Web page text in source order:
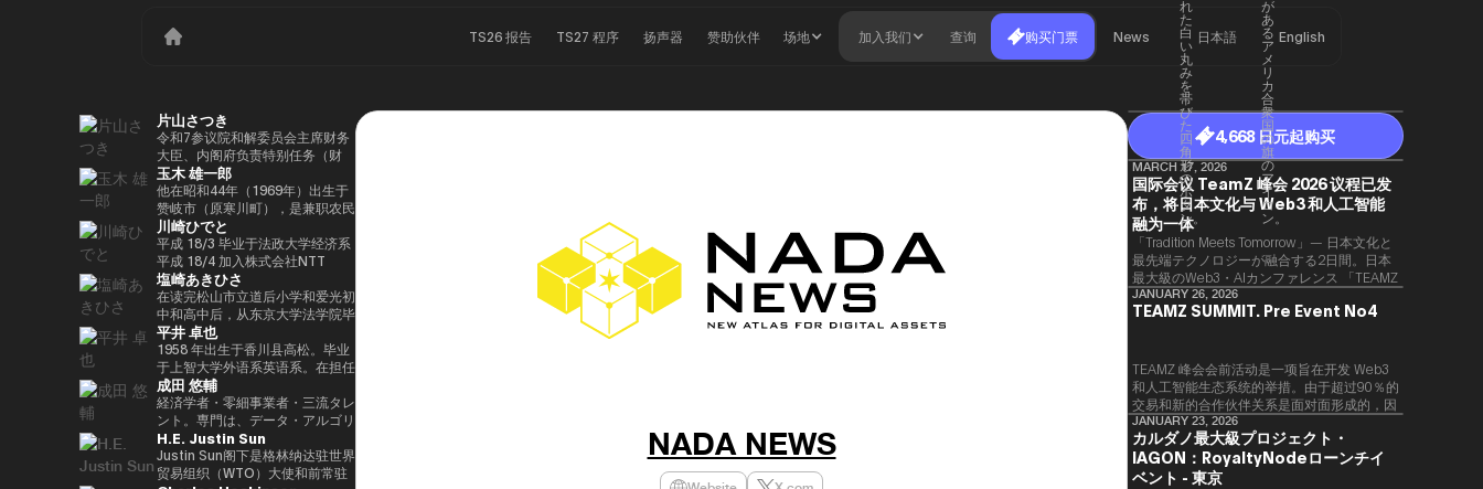
TS26 报告 TS27 程序 扬声器 赞助伙伴 场地 加入我们 查询 购买门票 News 日本語 English
片山さつき
令和7参议院和解委员会主席财务
大臣、内阁府负责特别任务（财
政）税收特别措施和补贴审查的部
长（高志内阁）
玉木 雄一郎
他在昭和44年（1969年）出生于
赞岐市（原寒川町），是兼职农民
的长子，他于昭和63（1988）毕
业于高松高中，平成5年（1993
年）毕业于东京大学法学院，同年
加入财政部 ※1 平成9年（1997
年），在平成完成哈佛大学研究生
院（肯尼迪学院）Isei
17（2005），正在竞选第 44 届
众议院选举。在获得70,177张选
票但以浪人身份失败了4年之后，
他在第45届众议院选举中获得了
109,863张选票，在平成
24（2012）第46届众议院选举中
获得79,153张选票，赢得第二个
任期，在平成26（2014）第47届
众议院选举中获得78,797张选
川崎ひでと
平成 18/3 毕业于法政大学经济系
平成 18/4 加入株式会社NTT
DOCOMO 平成 29/8 众议院议员
川崎二郎秘书 玲和 3/10 在第 49
届众议院大选中首次当选 玲和
6/10 在第50届众议院大选中连任
玲和 6/11 内务通信国会副大臣
（第二届石原内阁） Reiwa 7/10
数字部长议会副部长、内阁府议会
副部长（第一届高中内阁） 玲和
8/2 数字部长议会副部长、内阁府
议会副部长（第二届高中内阁）
塩崎あきひさ
在读完松山市立道后小学和爱光初
中和高中后，从东京大学法学院毕
业后，他是长岛/小野/常松律师事
务所的合伙人律师。2021年，他
在众议院大选（爱媛县第一区）中
首次当选。前国会卫生、劳工和福
利部副部长。在党内，在经历过副
秘书长的经历后，他成为国会对策
委员会副主席。情报战略部、科
学、技术和创新战略部以及
AI/Web3小组委员会的秘书负责
平井 卓也
1958 年出生于香川县高松。毕业
于上智大学外语系英语系。在担任
电通株式会社、西日本广播公司等
公司的总裁兼代表董事后，他在
2000年的第42届众议院选举中首
次当选。从那时起，他已经连续
10次当选。他先后担任过自民党
经济、工业和总务部主席、政治事
成田 悠輔
経済学者・零細事業者・三流タレ
ント。専門は、データ・アルゴリ
ズム・ポエム・思想を組み合わせ
たビジネスと公共政策の想像とデ
ザイン。多分野の学術誌・学会に
H.E. Justin Sun
Justin Sun阁下是格林纳达驻世界
贸易组织（WTO）大使和前常驻
NADA NEWS
4,668 日元起购买
MARCH 17, 2026
国际会议 TeamZ 峰会 2026 议程已发
布，将日本文化与 Web3 和人工智能
融为一体
「Tradition Meets Tomorrow」— 日本文化と
最先端テクノロジーが融合する2日間。日本
最大級のWeb3・AIカンファレンス 「TEAMZ
Summit 2026」 が、2026年4月7日・8日に
東京・八芳園にて開催されます。今年のテー
る、特別な2日間となります。このたび、公
式アジェンダが公開されました。（※登壇者
のスケジュール等の都合により、開催までに
内容が変更となる可能性があります。）
JANUARY 26, 2026
TEAMZ SUMMIT. Pre Event No4
TEAMZ 峰会会前活动是一项旨在开发 Web3
和人工智能生态系统的举措。由于超过90％的
交易和新的合作伙伴关系是面对面形成的，因
此TEAMZ将在本次活动之前举行一次数量有
限的交流会议，以在轻松的氛围中促进高质量
的交流。
JANUARY 23, 2026
カルダノ最大級プロジェクト・
IAGON：RoyaltyNodeローンチイ
ベント - 東京